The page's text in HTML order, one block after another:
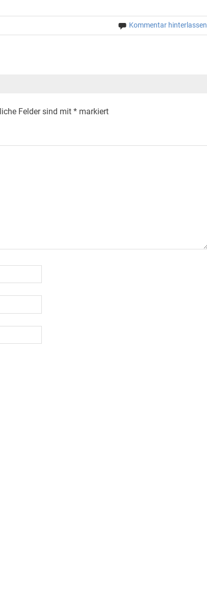
Kommentar hinterlassen
Felder sind mit *markiert